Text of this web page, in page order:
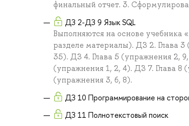
финальный отчет. 3.
ДЗ 2-ДЗ 9 Язык SQL
Выполняются на основе учебника
разделе материалы). ДЗ 2. Глава
35). ДЗ 4. Глава 5 (упражнения 2,
(упражнения 1, 2, 4). ДЗ 7. Глава 8
(упражнения 3, 6, 8).
ДЗ 10 Программирование на
ДЗ 11 Полнотекстовый поиск